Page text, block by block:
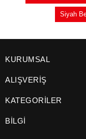
Siyah
KURUMSAL
ALIŞVERİŞ
KATEGORİLER
BİLGİ